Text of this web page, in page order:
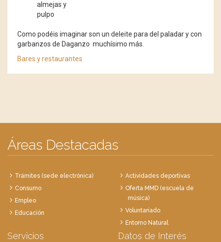
almejas y
pulpo
Como podéis imaginar son un deleite para del paladar y con
garbanzos de Daganzo muchísimo más.
Bares y restaurantes
Áreas Destacadas
Trámites (sede electrónica)
Consumo
Empleo
Educación
Actividades deportivas
Oferta MMD (escuela de
música)
Voluntariado
Entorno Natural
Servicios Datos de Interés